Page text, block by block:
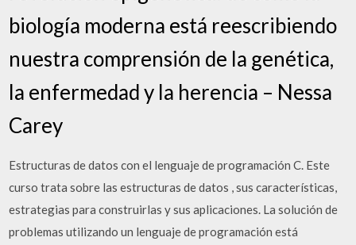
biología moderna está reescribiendo
nuestra comprensión de la genética,
la enfermedad y la herencia – Nessa
Carey
Estructuras de datos con el lenguaje de programación C. Este
curso trata sobre las estructuras de datos , sus características,
estrategias para construirlas y sus aplicaciones. La solución de
problemas utilizando un lenguaje de programación está